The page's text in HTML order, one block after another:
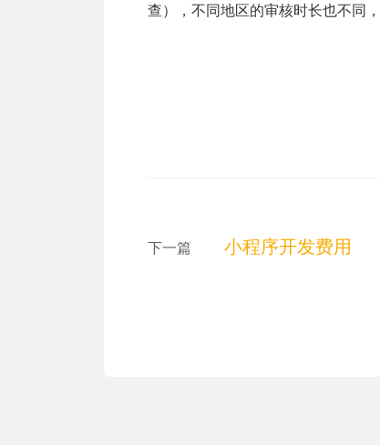
查），不同地区的审核时长也不同
下一篇 小程序开发费用